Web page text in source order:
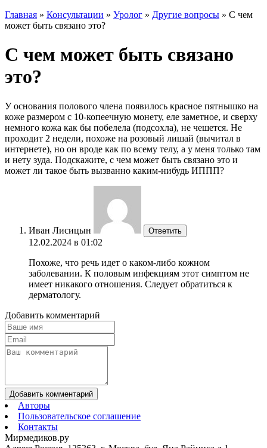
Главная » Консультации » Уролог » Другие вопросы » С чем
может быть связано это?
С чем может быть связано
это?
У основания полового члена появилось красное пятнышко на
коже размером с 10-копеечную монету, еле заметное, и сверху
немного кожа как бы побелела (подсохла), не чешется. Не
проходит 2 недели, похоже на розовый лишай (вычитал в
интернете), но он вроде как по всему телу, а у меня только там
и нету зуда. Подскажите, с чем может быть связано это и
может ли такое быть вызванно каким-нибудь ИППП?
Иван Лисицын Ответить
12.02.2024 в 01:02
Похоже, что речь идет о каком-либо кожном
заболевании. К половым инфекциям этот симптом не
имеет никакого отношения. Следует обратиться к
дерматологу.
Добавить комментарий
Добавить комментарий
Авторы
Пользовательское соглашение
Контакты
Мирмедиков.ру